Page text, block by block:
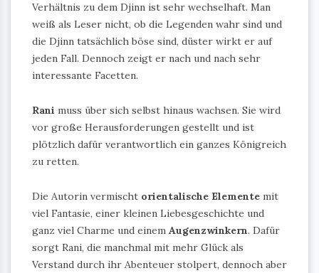
Verhältnis zu dem Djinn ist sehr wechselhaft. Man
weiß als Leser nicht, ob die Legenden wahr sind und
die Djinn tatsächlich böse sind, düster wirkt er auf
jeden Fall. Dennoch zeigt er nach und nach sehr
interessante Facetten.
Rani muss über sich selbst hinaus wachsen. Sie wird
vor große Herausforderungen gestellt und ist
plötzlich dafür verantwortlich ein ganzes Königreich
zu retten.
Die Autorin vermischt orientalische Elemente mit
viel Fantasie, einer kleinen Liebesgeschichte und
ganz viel Charme und einem Augenzwinkern. Dafür
sorgt Rani, die manchmal mit mehr Glück als
Verstand durch ihr Abenteuer stolpert, dennoch aber